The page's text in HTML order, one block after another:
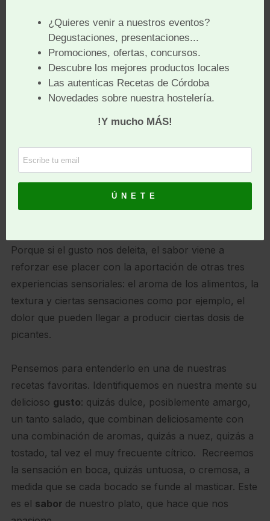
próximo 5 de Noviembre.
Magnífica ocasión para tomar conciencia de la
importancia de disfrutar del gusto que aporta una
alimentación sana, equilibrada y saludable. De dar
valor a nuestra riqueza en legado gastronómico y
amplísima gama de fórmulas gastronómicas.
Día, además, elegido por nuestra asociación,
SABORES DE CÓRDOBA, como día de nuestra
Porque si el gusto nos deleita, el sabor viene a
reforzar ese placer con la aportación de otras tres
experiencias sensoriales: el aroma de los alimentos, la
textura y ciertas sensaciones como por ejemplo, el
dolor que pueden llegar a producir ciertas dosis de
picantes.
Pensemos para entenderlo en una de nuestras
recetas favoritas. Identifiquemos en nuestra mente su
delicioso gusto: quizás dulce, posiblemente amargo,
un tanto salado, que combinan deliciosamente con
una combinación de aromas, quizás a nuez, quizás a
tostado, tal vez el muy frecuente cítrico. Recreemos
la sensación en boca, quizás untuosa, o cremosa, a
medida que se cada bocado se funde al masticar. Este
es el sabor de nuestro plato, que hace que nos